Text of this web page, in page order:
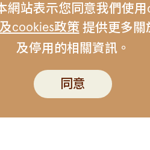
連結 | 伯朗咖啡 金車集
伯朗行動APP 隱私權政策
Coffee Company. All
網站表示您同意我們使
cookies政策 提供更多關
及停用的相關資訊。
同意